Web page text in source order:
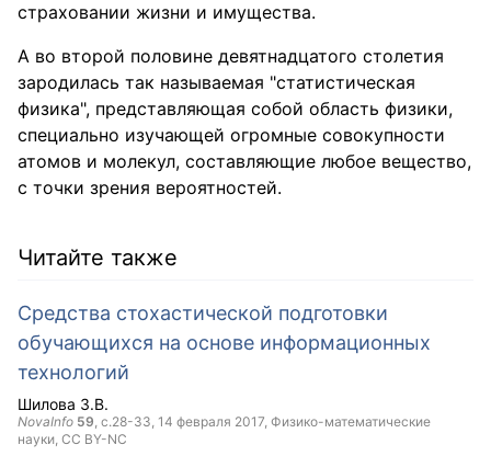
страховании жизни и имущества.
А во второй половине девятнадцатого столетия
зародилась так называемая "статистическая
физика", представляющая собой область физики,
специально изучающей огромные совокупности
атомов и молекул, составляющие любое вещество,
с точки зрения вероятностей.
Читайте также
Средства стохастической подготовки
обучающихся на основе информационных
технологий
Шилова З.В.
NovaInfo 59, с.28-33, 14 февраля 2017, Физико-математические
науки, CC BY-NC